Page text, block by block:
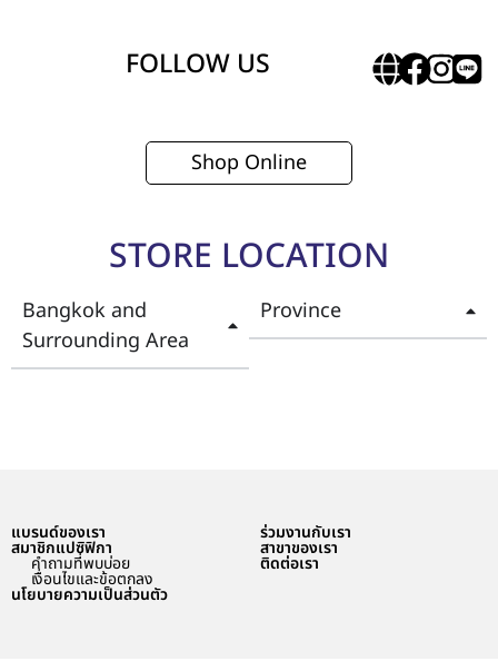
FOLLOW US
Shop Online
STORE LOCATION
Bangkok and
Surrounding Area
Province
แบรนด์ของเรา
สมาชิกแปซิฟิกา
คำถามที่พบบ่อย
เงื่อนไขและข้อตกลง
นโยบายความเป็นส่วนตัว
ร่วมงานกับเรา
สาขาของเรา
ติดต่อเรา